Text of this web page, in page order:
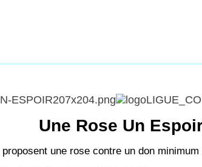
Une Rose Un
une rose contre un don minimum